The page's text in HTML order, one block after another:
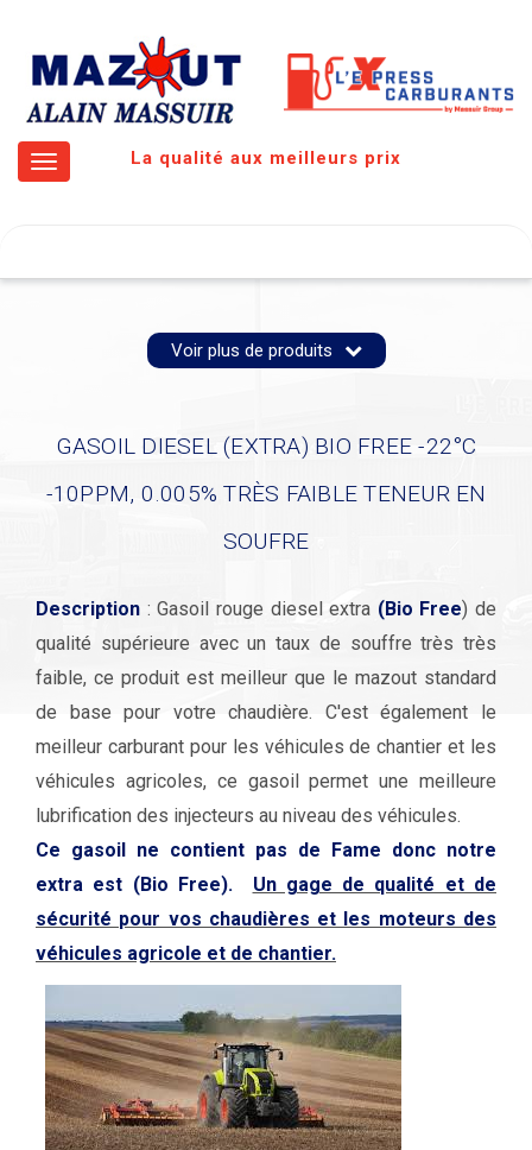
Toggle
La qualité aux meilleurs prix
Voir plus de produits
GASOIL DIESEL (EXTRA) BIO FREE -22°C
-10PPM, 0.005% TRÈS FAIBLE TENEUR EN
SOUFRE
Description : Gasoil rouge diesel extra (Bio Free) de
qualité supérieure avec un taux de souffre très très
faible, ce produit est meilleur que le mazout standard
de base pour votre chaudière. C'est également le
meilleur carburant pour les véhicules de chantier et les
véhicules agricoles, ce gasoil permet une meilleure
lubrification des injecteurs au niveau des véhicules.
Ce gasoil ne contient pas de Fame donc notre
extra est (Bio Free).
Un gage de qualité et de
sécurité pour vos chaudières et les moteurs des
véhicules agricole et de chantier.